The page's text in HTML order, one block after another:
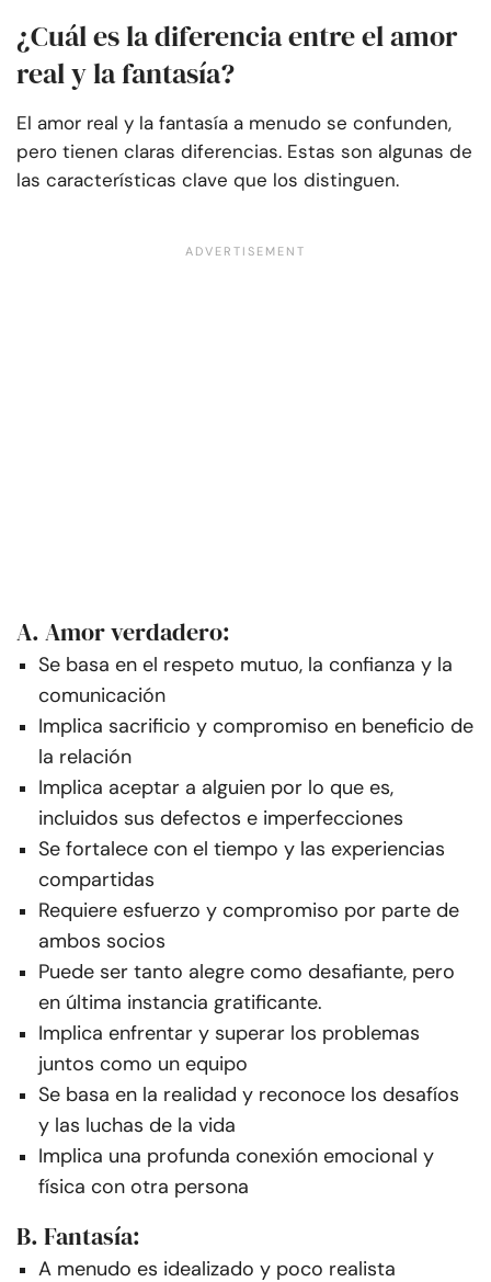
¿Cuál es la diferencia entre el amor
real y la fantasía?
El amor real y la fantasía a menudo se confunden,
pero tienen claras diferencias. Estas son algunas de
las características clave que los distinguen.
A. Amor verdadero:
Se basa en el respeto mutuo, la confianza y la
comunicación
Implica sacrificio y compromiso en beneficio de
la relación
Implica aceptar a alguien por lo que es,
incluidos sus defectos e imperfecciones
Se fortalece con el tiempo y las experiencias
compartidas
Requiere esfuerzo y compromiso por parte de
ambos socios
Puede ser tanto alegre como desafiante, pero
en última instancia gratificante.
Implica enfrentar y superar los problemas
juntos como un equipo
Se basa en la realidad y reconoce los desafíos
y las luchas de la vida
Implica una profunda conexión emocional y
física con otra persona
B. Fantasía:
A menudo es idealizado y poco realista